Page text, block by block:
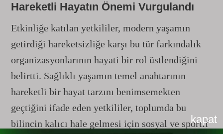
kapat
Hareketli Hayatın Önemi Vurgulandı
Etkinliğe katılan yetkililer, modern yaşamın
getirdiği hareketsizliğe karşı bu tür farkındalık
organizasyonlarının hayati bir rol üstlendiğini
belirtti. Sağlıklı yaşamın temel anahtarının
hareketli bir hayat tarzını benimsemekten
geçtiğini ifade eden yetkililer, toplumda bu
bilincin kalıcı hale gelmesi için sosyal ve sportif